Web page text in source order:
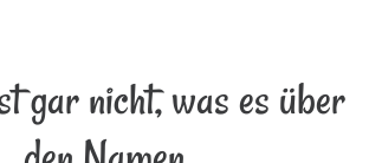
gar nicht, was es über